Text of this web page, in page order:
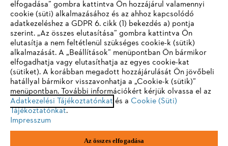
Szerviz
Adatvédelem Impresszum Cookie tájékoztató
Jogi információk
Andreas Stihl Kereskedelmi Kft.
IHR BROWSER WIRD NICHT
UNTERSTÜTZT
Sie nutzen einen Browser, den wir noch nicht unterstützen. Für
eine optimale Nutzung unserer Seite empfehlen wir Ihnen, zu
einem der folgenden Browser zu wechseln:
Firefox Chrome
elfogadása” gombra kattintva Ön hozzájárul valamennyi
cookie (süti) alkalmazásához és az ahhoz kapcsolódó
adatkezeléshez a GDPR 6. cikk (1) bekezdés a) pontja
szerint. „Az összes elutasítása” gombra kattintva Ön
elutasítja a nem feltétlenül szükséges cookie-k (sütik)
alkalmazását. A „Beállítások” menüpontban Ön bármikor
elfogadhatja vagy elutasíthatja az egyes cookie-kat
(sütiket). A korábban megadott hozzájárulását Ön jövőbeli
hatállyal bármikor visszavonhatja a „Cookie-k (sütik)”
menüpontban. További információkért kérjük olvassa el az
Adatkezelési Tájékoztatónkat és a Cookie (Süti)
Tájékoztatónkat.
Impresszum
Az összes elfogadása